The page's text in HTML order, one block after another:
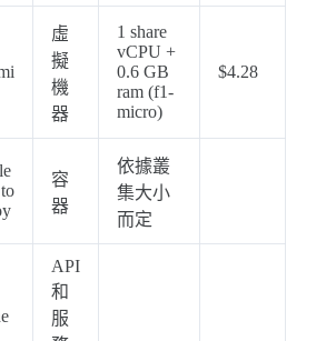
虛
擬
機
器
1 share
vCPU +
0.6 GB
ram (f1-
micro)
$4.28
容
器
依據叢
集大小
而定
API
和
服